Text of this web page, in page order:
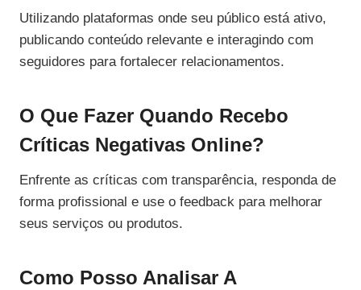
Utilizando plataformas onde seu público está ativo,
publicando conteúdo relevante e interagindo com
seguidores para fortalecer relacionamentos.
O Que Fazer Quando Recebo
Críticas Negativas Online?
Enfrente as críticas com transparência, responda de
forma profissional e use o feedback para melhorar
seus serviços ou produtos.
Como Posso Analisar A